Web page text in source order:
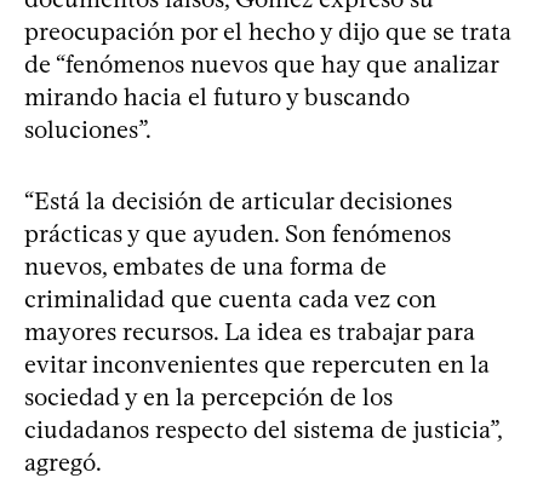
preocupación por el hecho y dijo que se trata
de “fenómenos nuevos que hay que analizar
mirando hacia el futuro y buscando
soluciones”.
“Está la decisión de articular decisiones
prácticas y que ayuden. Son fenómenos
nuevos, embates de una forma de
criminalidad que cuenta cada vez con
mayores recursos. La idea es trabajar para
evitar inconvenientes que repercuten en la
sociedad y en la percepción de los
ciudadanos respecto del sistema de justicia”,
agregó.